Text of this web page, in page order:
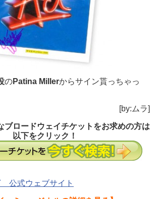
のPatina Millerからサイン貰っちゃっ
[by:ムラ]
ブロードウェイチケットをお求めの方は
以下をクリック！
公式ウェブサイト